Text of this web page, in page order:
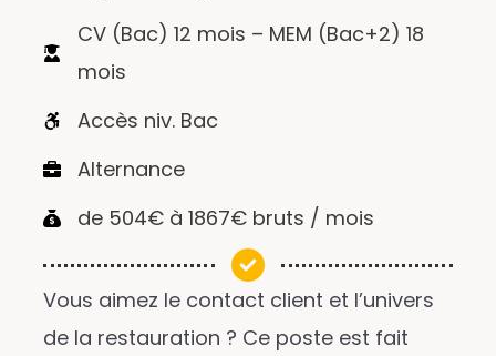
CV (Bac) 12 mois – MEM (Bac+2) 18
mois
Accès niv. Bac
Alternance
de 504€ à 1867€ bruts / mois
Vous aimez le contact client et l’univers
de la restauration ? Ce poste est fait